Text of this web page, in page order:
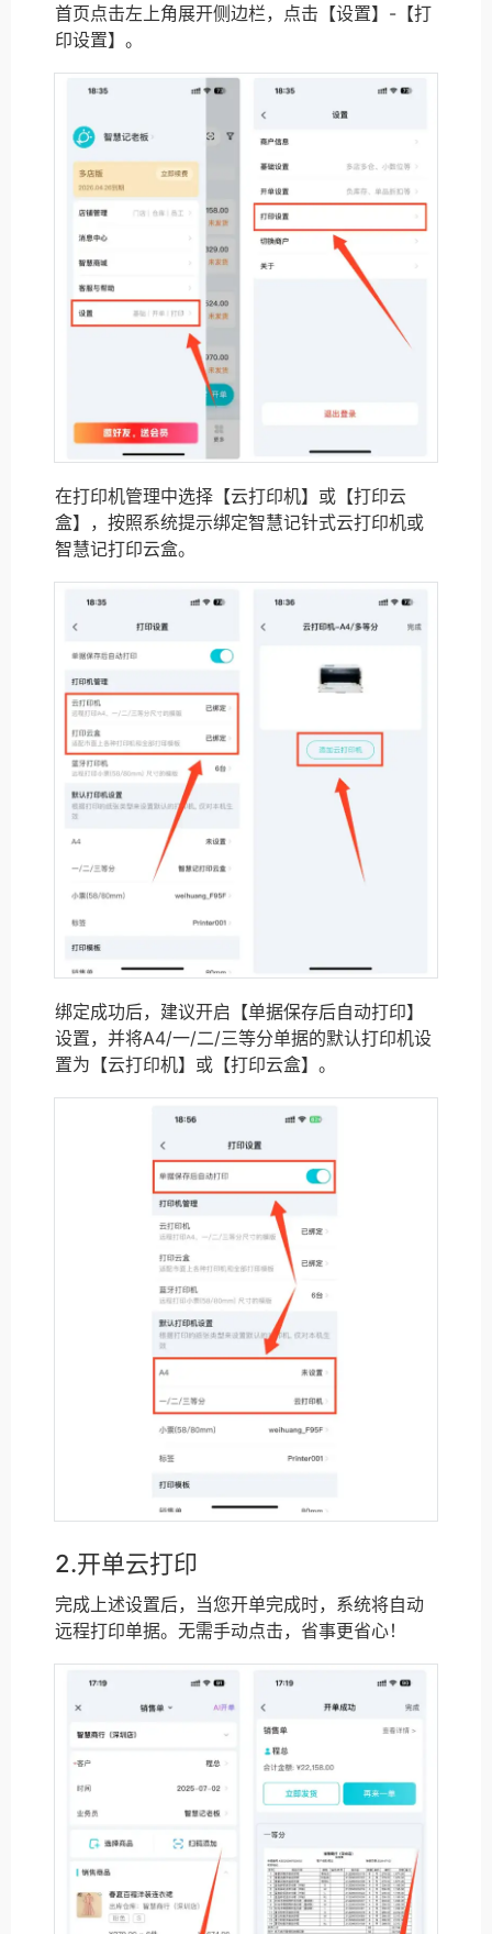
首页点击左上角展开侧边栏，点击【设置】-【打
印设置】。
在打印机管理中选择【云打印机】或【打印云
盒】，按照系统提示绑定智慧记针式云打印机或
智慧记打印云盒。
绑定成功后，建议开启【单据保存后自动打印】
设置，并将A4/一/二/三等分单据的默认打印机设
置为【云打印机】或【打印云盒】。
2.开单云打印
完成上述设置后，当您开单完成时，系统将自动
远程打印单据。无需手动点击，省事更省心！